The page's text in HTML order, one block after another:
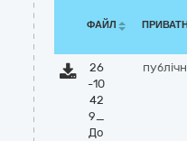
ФАЙЛ
26
-10
42
9_
До